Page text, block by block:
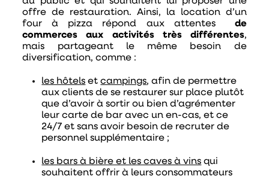
offre de restauration. Ainsi, la location d’un
four à pizza répond aux attentes de
commerces aux activités très différentes,
mais partageant le même besoin de
diversification, comme :
les hôtels etcampings, afin de permettre
aux clients de se restaurer sur place plutôt
que d’avoir à sortir ou bien d’agrémenter
leur carte de bar avec un en-cas, et ce
24/7 et sans avoir besoin de recruter de
personnel supplémentaire ;
les bars à bière et les caves à vins qui
souhaitent offrir à leurs consommateurs